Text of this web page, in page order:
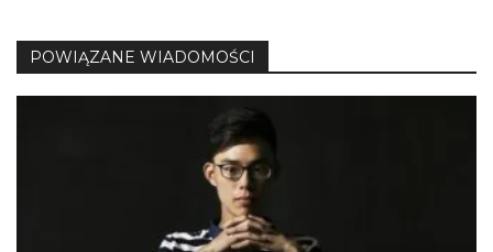
POWIĄZANE WIADOMOŚCI